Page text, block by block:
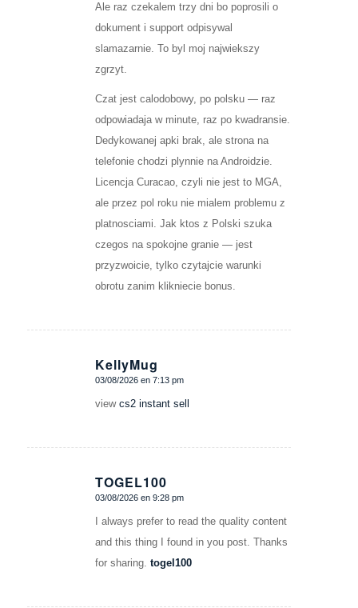
Ale raz czekalem trzy dni bo poprosili o
dokument i support odpisywal
slamazarnie. To byl moj najwiekszy
zgrzyt.
Czat jest calodobowy, po polsku — raz
odpowiadaja w minute, raz po kwadransie.
Dedykowanej apki brak, ale strona na
telefonie chodzi plynnie na Androidzie.
Licencja Curacao, czyli nie jest to MGA,
ale przez pol roku nie mialem problemu z
platnosciami. Jak ktos z Polski szuka
czegos na spokojne granie — jest
przyzwoicie, tylko czytajcie warunki
obrotu zanim klikniecie bonus.
KellyMug
Dice:
03/08/2026 en 7:13 pm
view cs2 instant sell
TOGEL100
Dice:
03/08/2026 en 9:28 pm
I always prefer to read the quality content
and this thing I found in you post. Thanks
for sharing. togel100